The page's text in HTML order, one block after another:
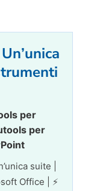
per
per
suite |
Office | ⚡